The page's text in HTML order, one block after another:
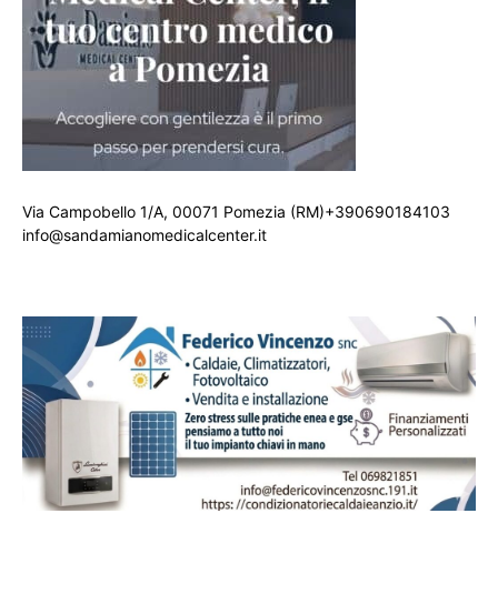
Via Campobello 1/A, 00071 Pomezia (RM)+390690184103
info@sandamianomedicalcenter.it